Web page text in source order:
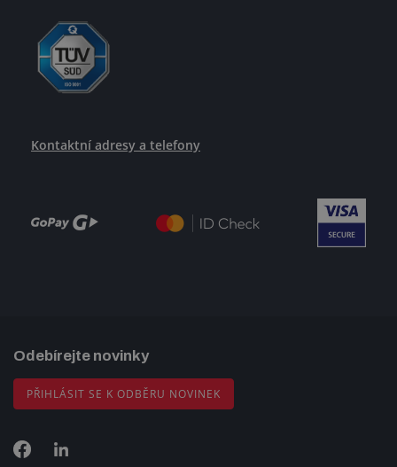
Kontaktní adresy a telefony
Odebírejte novinky
PŘIHLÁSIT SE K ODBĚRU NOVINEK